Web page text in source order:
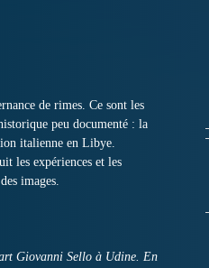
de rimes. Ce sont les
peu documenté : la
italienne en Libye.
les expériences et les
images.
Giovanni Sello à Udine. En